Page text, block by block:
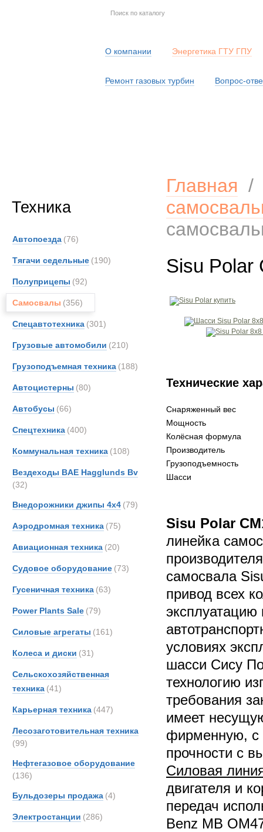
О компании Энергетика ГТУ ГПУ
Ремонт газовых турбин Вопрос-
Техника
Автопоезда (76)
Тягачи седельные (190)
Полуприцепы (92)
Самосвалы (356)
Спецавтотехника (301)
Грузовые автомобили (210)
Грузоподъемная техника (188)
Автоцистерны (80)
Автобусы (66)
Спецтехника (400)
Коммунальная техника (108)
Вездеходы BAE Hagglunds Bv
(32)
Внедорожники джипы 4х4 (79)
Аэродромная техника (75)
Авиационная техника (20)
Судовое оборудование (73)
Гусеничная техника (63)
Power Plants Sale (79)
Силовые агрегаты (161)
Колеса и диски (31)
Сельскохозяйственная
техника (41)
Карьерная техника (447)
Лесозаготовительная техника
(99)
Нефтегазовое оборудование
(136)
Бульдозеры продажа (4)
Электростанции (286)
Главная
Sisu Polar
Технические
Снаряженный вес
Мощность
Колёсная формула
Производитель
Грузоподъемность
Шасси
Sisu Polar
линейка
самосвала
привод всех
эксплуатацию
условиях
шасси Сису
технологию
требования
имеет
фирменную, с
прочности с
Силовая
двигателя и
передач
Benz MB